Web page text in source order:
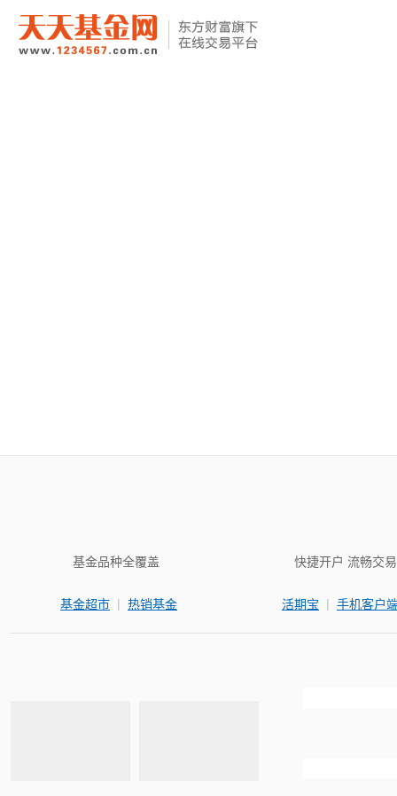
基金品种全覆盖
基金超市 | 热销基金
快捷开户 流畅交易
活期宝 | 手机客户